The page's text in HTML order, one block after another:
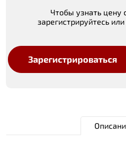
Чтобы узнать цену
зарегистрируйтесь
Зарегистрироваться